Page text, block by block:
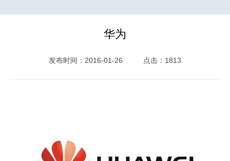
华为
发布时间：2016-01-26 点击：1813